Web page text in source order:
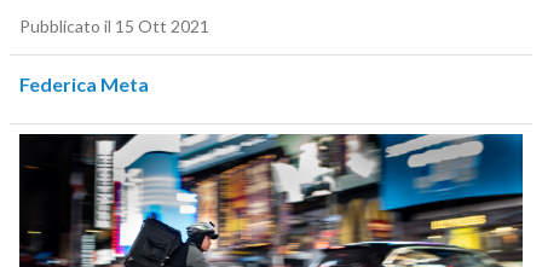
Pubblicato il 15 Ott 2021
Federica Meta